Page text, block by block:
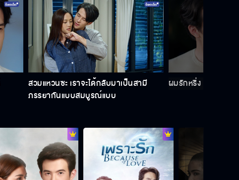
สวมแหวนซะ เราจะได้กลับมาเป็นสามี
ภรรยากันแบบสมบูรณ์แบบ
ผมรักหริ่ง